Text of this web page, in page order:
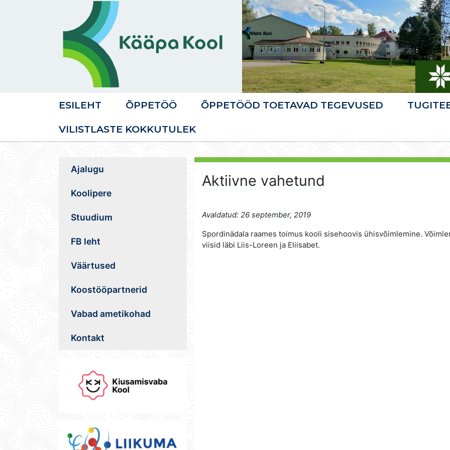
ESILEHT ÕPPETÖÖ ÕPPETÖÖD TOETAVAD TEGEVUSED
VILISTLASTE KOKKUTULEK
Aktiivne vahetund
Avaldatud: 26 september, 2019
Spordinädala raames toimus kooli sisehoovis ühisvõimlemine.
viisid läbi Liis-Loreen ja Eliisabet.
Ajalugu
Koolipere
Stuudium
FB leht
Väärtused
Koostööpartnerid
Vabad ametikohad
Kontakt